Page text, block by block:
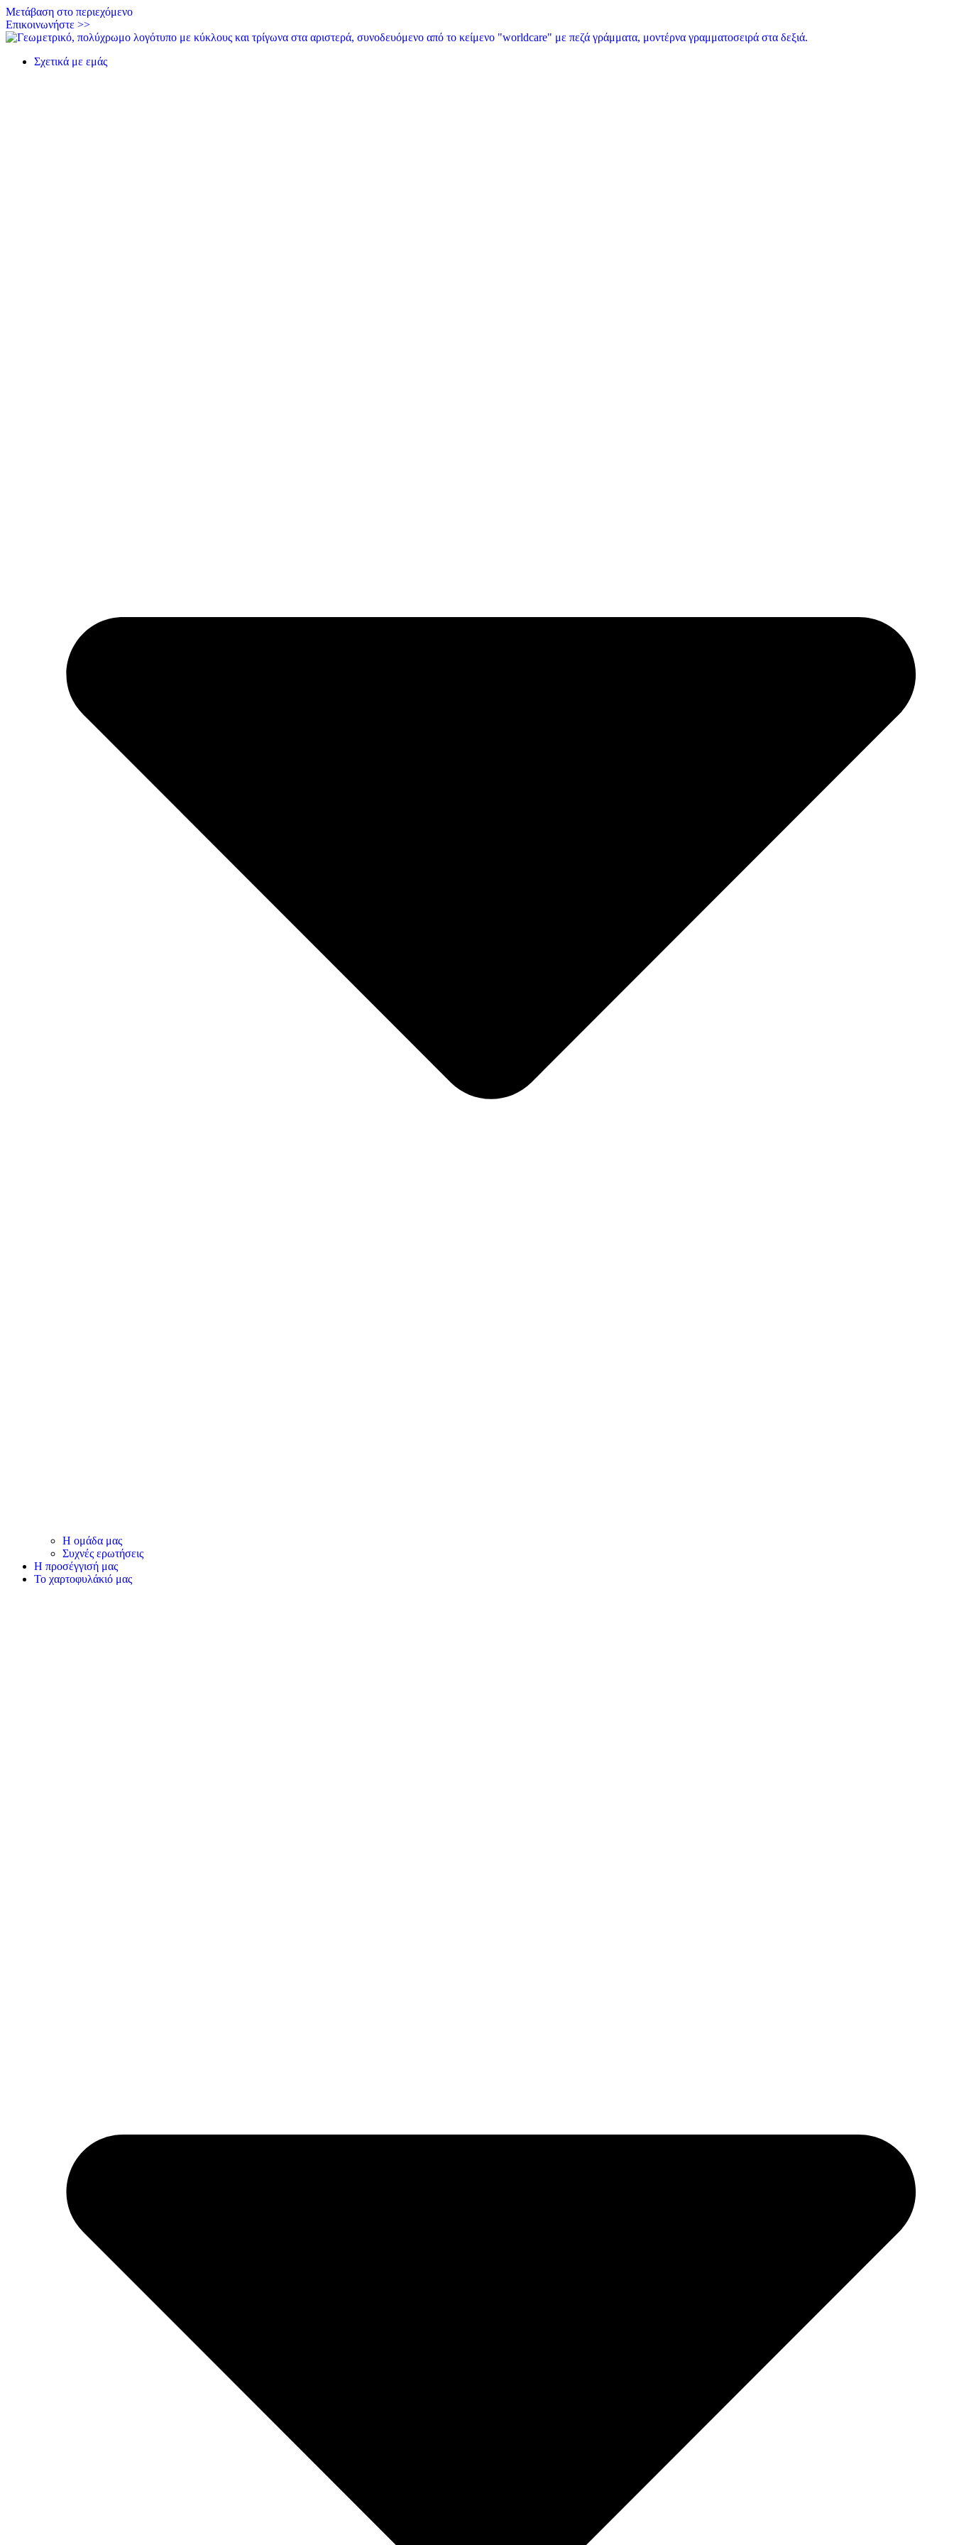
Μετάβαση στο περιεχόμενο
Επικοινωνήστε >>
Σχετικά με εμάς
Η ομάδα μας
Συχνές ερωτήσεις
Η προσέγγισή μας
Το χαρτοφυλάκιό μας